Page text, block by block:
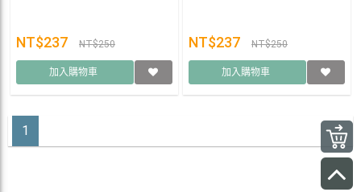
NT$237 NT$250
加入購物車
NT$237 NT$250
加入購物車
1